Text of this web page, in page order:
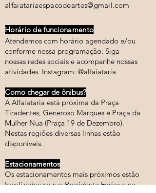
alfaiatariaespacodeartes@gmail.com
Horário de funcionamento
Atendemos com horário agendado e/ou
conforme nossa programação. Siga
nossas redes sociais e acompanhe nossas
atividades. Instagram: @alfaiataria_
Como chegar de ônibus?
A Alfaiataria está próxima da Praça
Tiradentes, Generoso Marques e Praça da
Mulher Nua (Praça 19 de Dezembro).
Nestas regiões diversas linhas estão
disponíveis.
Estacionamentos
Os estacionamentos mais próximos estão
localizados na rua Presidente Farias e na